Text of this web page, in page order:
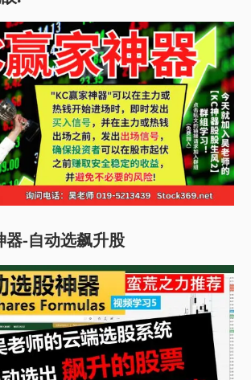
器-自动选飙升股